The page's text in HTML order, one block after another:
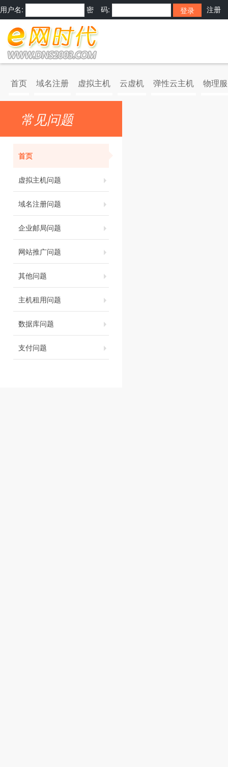
用户名: 密 码: 注册
首页 域名注册 虚拟主机 云虚机 弹性云主机 物理
常见问题
首页
虚拟主机问题
域名注册问题
企业邮局问题
网站推广问题
其他问题
主机租用问题
数据库问题
支付问题